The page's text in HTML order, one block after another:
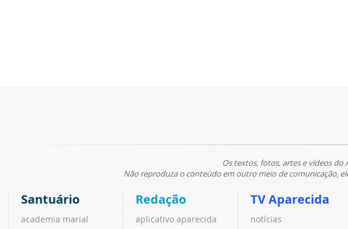
Os textos, fotos, artes e vídeos do
Não reproduza o conteúdo em outro meio de comunicação,
Santuário
academia marial
Redação
aplicativo aparecida
TV Aparecida
notícias